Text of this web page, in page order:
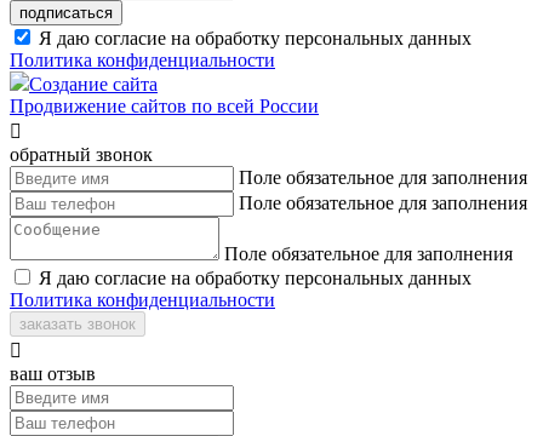
подписаться
Я даю согласие на обработку персональных данных
Политика конфиденциальности
Создание сайта
Продвижение сайтов по всей России

обратный звонок
Поле обязательное для заполнения
Поле обязательное для заполнения
Поле обязательное для заполнения
Я даю согласие на обработку персональных данных
Политика конфиденциальности
заказать звонок

ваш отзыв